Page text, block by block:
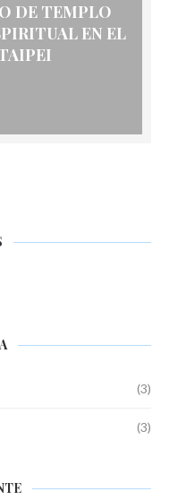
DE TEMPLO
EN EL
(3)
(3)